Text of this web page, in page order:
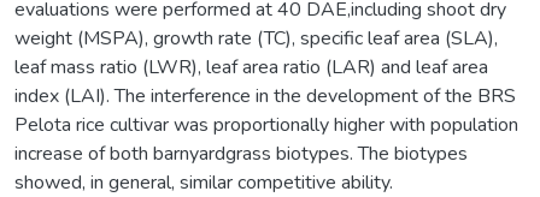
evaluations were performed at 40 DAE,including shoot dry
weight (MSPA), growth rate (TC), specific leaf area (SLA),
leaf mass ratio (LWR), leaf area ratio (LAR) and leaf area
index (LAI). The interference in the development of the BRS
Pelota rice cultivar was proportionally higher with population
increase of both barnyardgrass biotypes. The biotypes
showed, in general, similar competitive ability.